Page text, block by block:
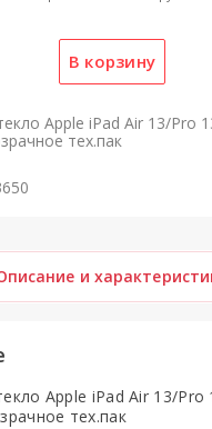
Apple iPad Air 13/Pro
тех.пак
и
Apple iPad Air 13/Pro
тех.пак